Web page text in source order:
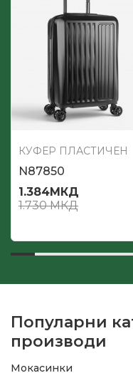
КУФЕР ПЛАСТИЧЕН
N87850
1.384МКД
1.730МКД
Популарни
производи
Мокасинки